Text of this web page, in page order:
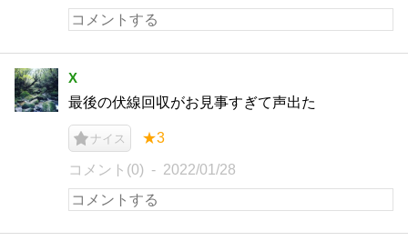
X
最後の伏線回収がお見事すぎて声出た
ナイス ★3
コメント(0) 2022/01/28